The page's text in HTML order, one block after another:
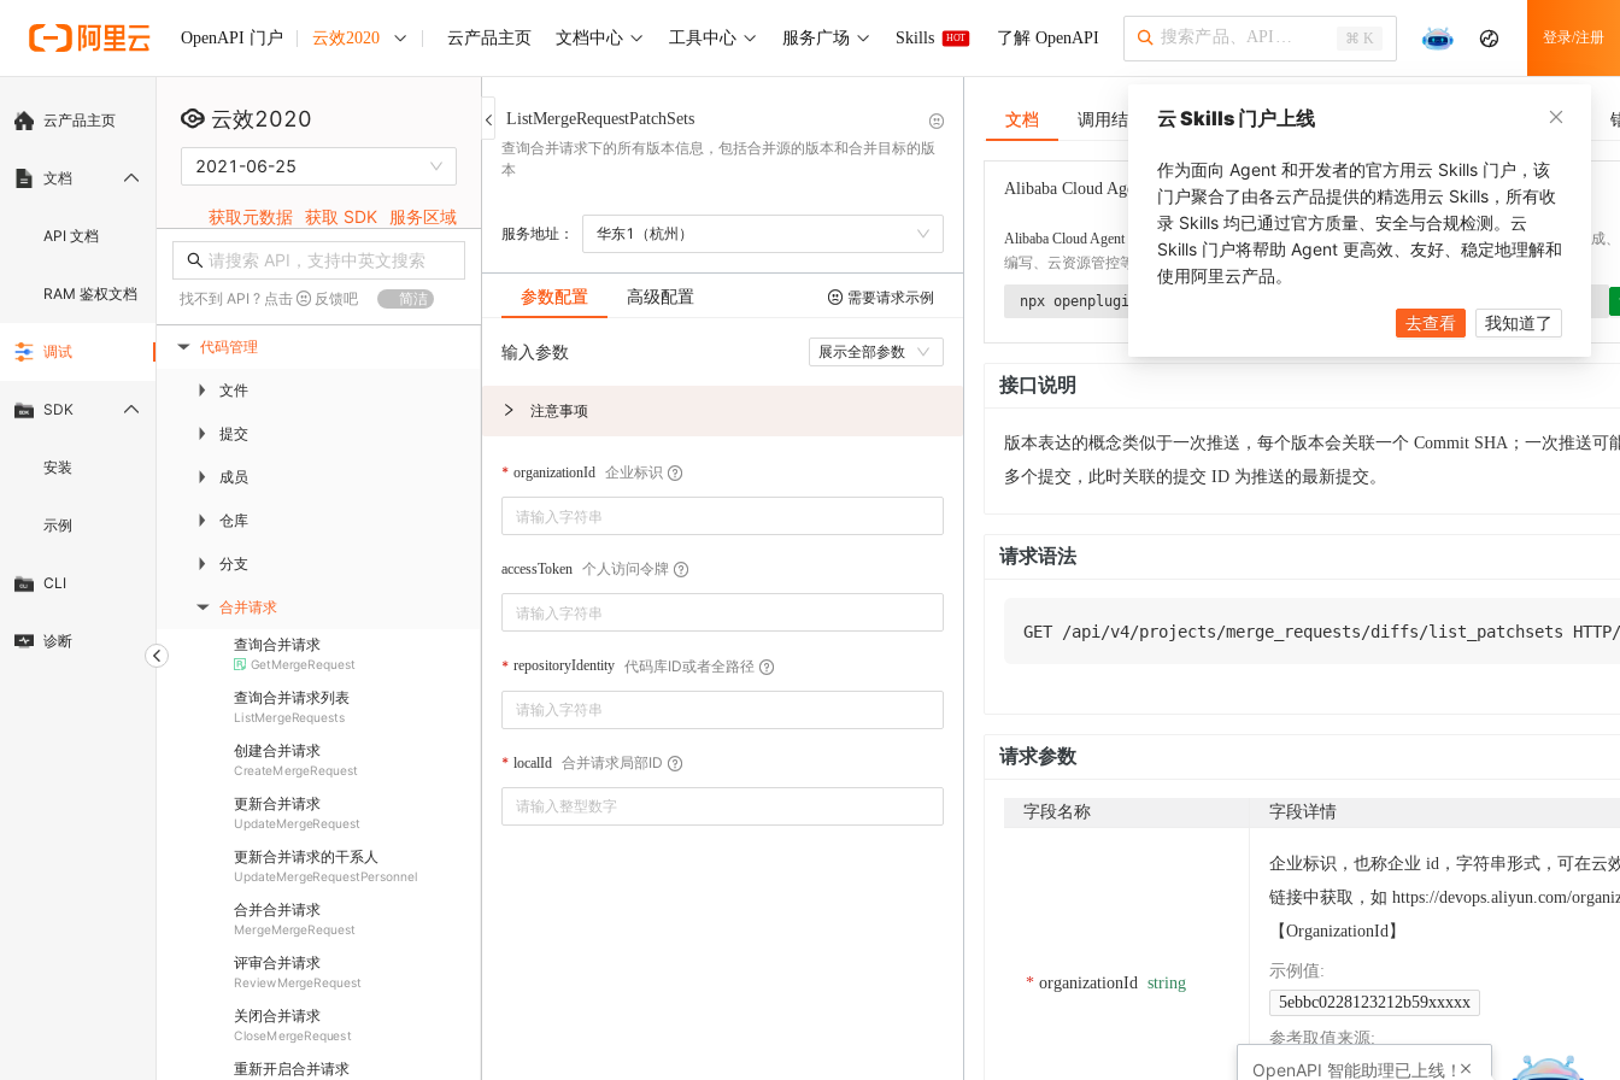
OpenAPI 门户 云效2020 云产品主页 文档中心 工具中心 服务广场 Skills HOT 了解 OpenAPI ⌘ K 登录/注册
云产品主页
文档
API 文档
RAM 鉴权文档
调试
SDK
安装
示例
CLI
诊断
云效2020
2021-06-25
获取元数据 获取 SDK 服务区域
找不到 API ? 点击 反馈吧 简洁
▶ 代码管理
▶ 文件
▶ 提交
▶ 成员
▶ 仓库
▶ 分支
▶ 合并请求
查询合并请求
GetMergeRequest
查询合并请求列表
ListMergeRequests
创建合并请求
CreateMergeRequest
更新合并请求
UpdateMergeRequest
更新合并请求的干系人
UpdateMergeRequestPersonnel
合并合并请求
MergeMergeRequest
评审合并请求
ReviewMergeRequest
关闭合并请求
CloseMergeRequest
重新开启合并请求
ListMergeRequestPatchSets
查询合并请求下的所有版本信息，包括合并源的版本和合并目标的版
本
服务地址： 华东1（杭州）
参数配置 高级配置 需要请求示例
输入参数 展示全部参数
注意事项
organizationId 企业标识
accessToken 个人访问令牌
repositoryIdentity 代码库ID或者全路径
localId 合并请求局部ID
文档 调用结果 SDK 示例 CLI 示例 调用历史
Alibaba Cloud Agent Toolkit 了解更多
Alibaba Cloud Agent Toolkit
提供 Agent 插件、技能、MCP 配置和验证工具，涵盖 SDK 代码生成、
编写、云资源管控等能力。通过 alibabacloud-agent-toolkit-install 技能可快速完成本地配置。
npx openplugin aliyun/alibabacloud-agent-toolkit
接口说明
版本表达的概念类似于一次推送，每个版本会关联一个 Commit SHA；一次推送可
多个提交，此时关联的提交 ID 为推送的最新提交。
请求语法
GET /api /v4/projects/merge_requests/diffs/list_patchsets HTTP/
请求参数
字段名称 字段详情
organizationId string
企业标识，也称企业 id，字符串形式，可在云
链接中获取，如 https://devops.aliyun.com/
【OrganizationId】
示例值:
5ebbc0228123212b59xxxxx
参考取值来源:
GetCodeupOrganization
云 Skills 门户上线
作为面向 Agent 和开发者的官方用云 Skills 门户，该
门户聚合了由各云产品提供的精选用云 Skills，所有收
录 Skills 均已通过官方质量、安全与合规检测。云
Skills 门户将帮助 Agent 更高效、友好、稳定地理解和
使用阿里云产品。
去查看 我知道了
OpenAPI 智能助理已上线！